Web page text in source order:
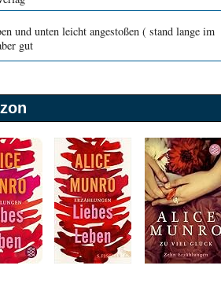
und unten leicht angestoßen ( stand lange im
gut